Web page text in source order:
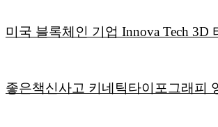
미국 블록체인 기업 Innova Tech 3D
좋은책신사고 키네틱타이포그래피